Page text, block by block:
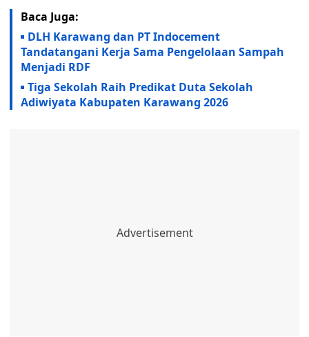
Baca Juga:
DLH Karawang dan PT Indocement
Tandatangani Kerja Sama Pengelolaan Sampah
Menjadi RDF
Tiga Sekolah Raih Predikat Duta Sekolah
Adiwiyata Kabupaten Karawang 2026